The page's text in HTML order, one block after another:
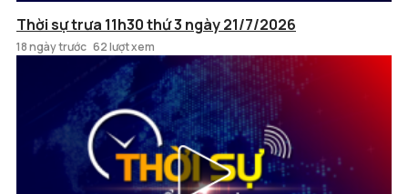
Thời sự trưa 11h30 thứ 3 ngày 21/7/2026
18 ngày trước 62 lượt xem